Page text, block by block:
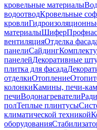
кровельные материалы
водоотводКровельные
кровли
материалыШифер
вентиляцияОтделка
панелиСайдинг
панелейДекоративные
плитка для фасада
отделкиОтопление
колонкиКамины, печи-
печиВодонагреватели
полТеплые плинтусы
климатической техникой
оборудования